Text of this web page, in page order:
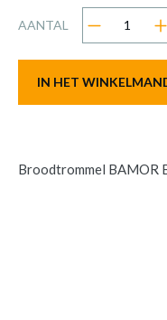
AANTAL
IN HET
Broodtrommel BAMOR